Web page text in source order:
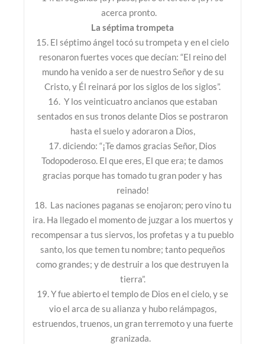
acerca pronto.
La séptima trompeta
15. El séptimo ángel tocó su trompeta y en el cielo
resonaron fuertes voces que decían: “El reino del
mundo ha venido a ser de nuestro Señor y de su
Cristo, y Él reinará por los siglos de los siglos”.
16. Y los veinticuatro ancianos que estaban
sentados en sus tronos delante Dios se postraron
hasta el suelo y adoraron a Dios,
17. diciendo: “¡Te damos gracias Señor, Dios
Todopoderoso. El que eres, El que era; te damos
gracias porque has tomado tu gran poder y has
reinado!
18. Las naciones paganas se enojaron; pero vino tu
ira. Ha llegado el momento de juzgar a los muertos y
recompensar a tus siervos, los profetas y a tu pueblo
santo, los que temen tu nombre; tanto pequeños
como grandes; y de destruir a los que destruyen la
tierra”.
19. Y fue abierto el templo de Dios en el cielo, y se
vio el arca de su alianza y hubo relámpagos,
estruendos, truenos, un gran terremoto y una fuerte
granizada.